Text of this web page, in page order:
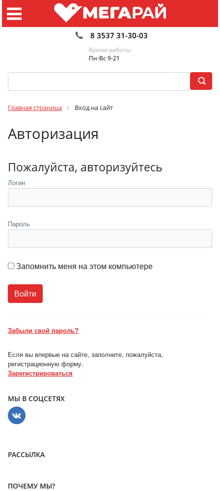
8 3537 31-30-03
Время работы:
Пн-Вс 9-21
Главная страница Вход на сайт
Авторизация
Пожалуйста, авторизуйтесь
Логин
Пароль
Запомнить меня на этом компьютере
Забыли свой пароль?
Если вы впервые на сайте, заполните, пожалуйста,
регистрационную форму.
Зарегистрироваться
МЫ В СОЦСЕТЯХ
РАССЫЛКА
ПОЧЕМУ МЫ?